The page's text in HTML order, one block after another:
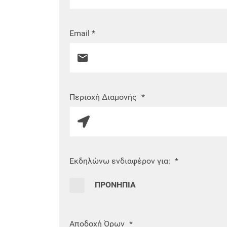
Email *
Περιοχή Διαμονής *
Εκδηλώνω ενδιαφέρον για: *
ΠΡΟΝΗΠΙΑ
Αποδοχή Όρων *